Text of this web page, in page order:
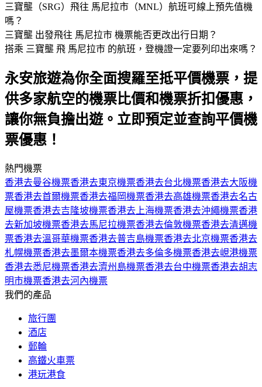
三寶壟（SRG）飛往 馬尼拉市（MNL）航班可線上預先值機
嗎？
三寶壟 出發飛往 馬尼拉市 機票能否更改出行日期？
搭乘 三寶壟 飛 馬尼拉市 的航班，登機證一定要列印出來嗎？
永安旅遊為你全面搜羅至抵平價機票，提
供多家航空的機票比價和機票折扣優惠，
讓你無負擔出遊。立即預定並查詢平價機
票優惠！
熱門機票
香港去曼谷機票香港去東京機票香港去台北機票香港去大阪機
票香港去首爾機票香港去福岡機票香港去高雄機票香港去名古
屋機票香港去吉隆坡機票香港去上海機票香港去沖繩機票香港
去新加坡機票香港去馬尼拉機票香港去倫敦機票香港去清邁機
票香港去溫哥華機票香港去普吉島機票香港去北京機票香港去
札幌機票香港去墨爾本機票香港去多倫多機票香港去峴港機票
香港去悉尼機票香港去濟州島機票香港去台中機票香港去胡志
明市機票香港去河內機票
我們的產品
旅行團
酒店
郵輪
高鐵火車票
港玩港食